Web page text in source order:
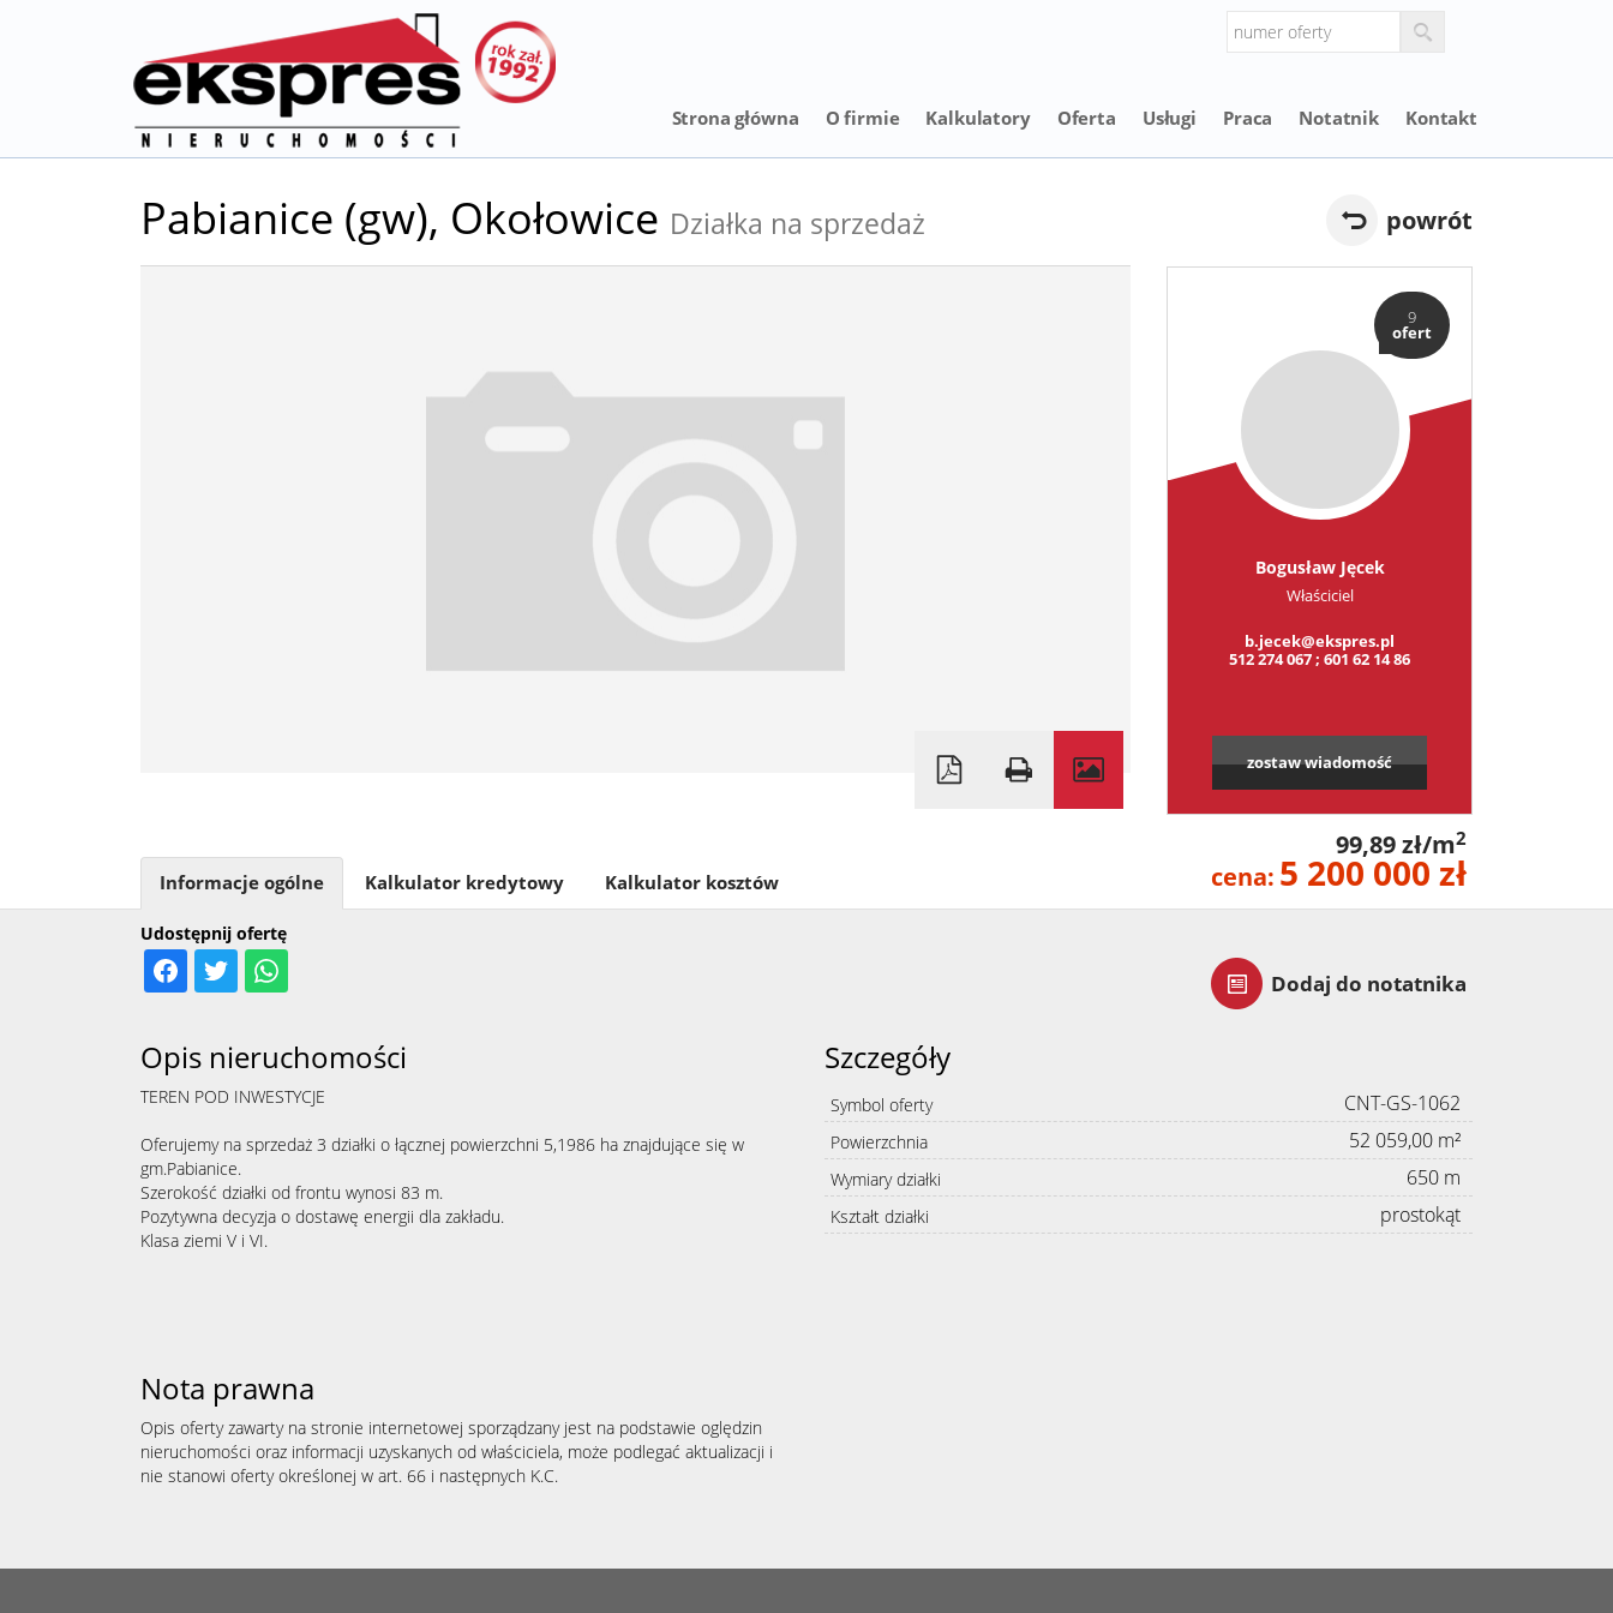
Strona główna O firmie Kalkulatory Oferta Usługi Praca Notatnik Kontakt
Pabianice (gw), Okołowice Działka na sprzedaż powrót
9
ofert
Bogusław Jęcek
Właściciel
b.jecek@ekspres.pl
512 274 067 ; 601 62 14 86
zostaw wiadomość
99,89 zł/m2
cena: 5 200 000 zł
Dodaj do notatnika
Udostępnij ofertę
Informacje ogólne Kalkulator kredytowy Kalkulator kosztów
Opis nieruchomości
TEREN POD INWESTYCJE
Oferujemy na sprzedaż 3 działki o łącznej powierzchni 5,1986 ha znajdujące się w
gm.Pabianice.
Szerokość działki od frontu wynosi 83 m.
Pozytywna decyzja o dostawę energii dla zakładu.
Klasa ziemi V i VI.
Nota prawna
Opis oferty zawarty na stronie internetowej sporządzany jest na podstawie oględzin
nieruchomości oraz informacji uzyskanych od właściciela, może podlegać aktualizacji i
nie stanowi oferty określonej w art. 66 i następnych K.C.
Szczegóły
Symbol oferty CNT-GS-1062
Powierzchnia 52 059,00 m²
Wymiary działki 650 m
Kształt działki prostokąt